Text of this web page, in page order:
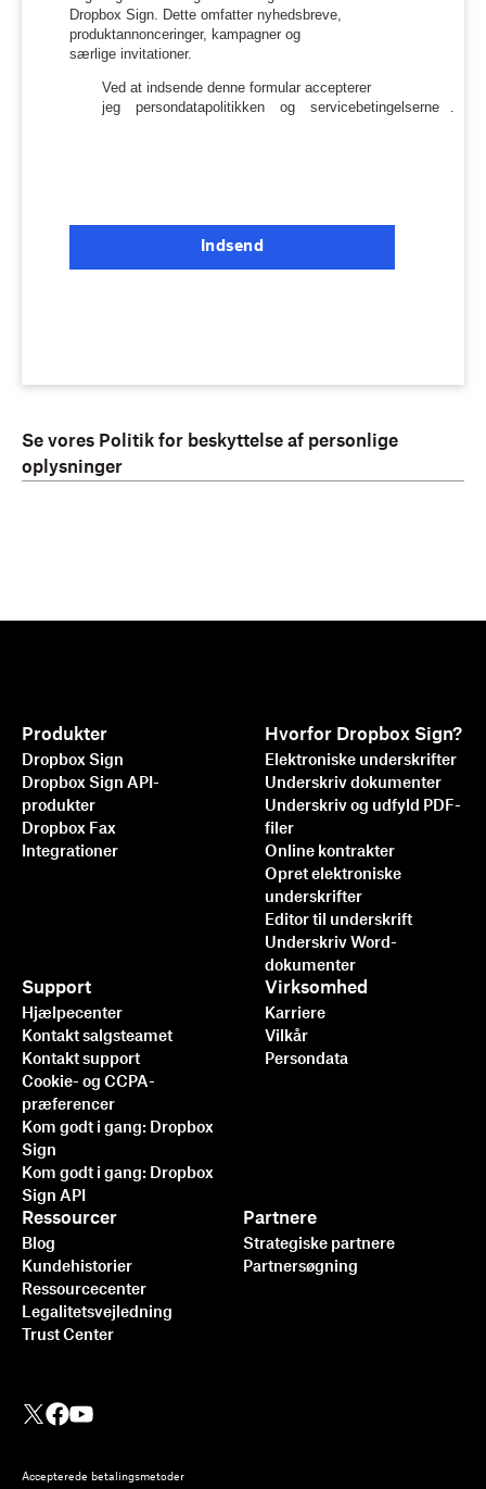
Dropbox Sign. Dette omfatter nyhedsbreve,
produktannonceringer, kampagner og
særlige invitationer.
Ved at indsende denne formular accepterer
jeg
persondatapolitikken og servicebetingelserne
Indsend
Se vores Politik for beskyttelse af personlige
oplysninger
Hurtigere, smartere, mere
sikker: Sådan sætter
Dropbox Sign fart på
virksomheder i 2025
Læs mere
Produkter
Dropbox Sign
Dropbox Sign API-
produkter
Dropbox Fax
Integrationer
Hvorfor Dropbox Sign?
Elektroniske underskrifter
Underskriv dokumenter
Underskriv og udfyld PDF-
filer
Online kontrakter
Opret elektroniske
underskrifter
Editor til underskrift
Underskriv Word-
dokumenter
Support
Hjælpecenter
Kontakt salgsteamet
Kontakt support
Cookie- og CCPA-
præferencer
Kom godt i gang: Dropbox
Sign
Kom godt i gang: Dropbox
Sign API
Ressourcer
Blog
Kundehistorier
Ressourcecenter
Legalitetsvejledning
Trust Center
Partnere
Strategiske partnere
Partnersøgning
Virksomhed
Karriere
Vilkår
Persondata
Accepterede betalingsmetoder